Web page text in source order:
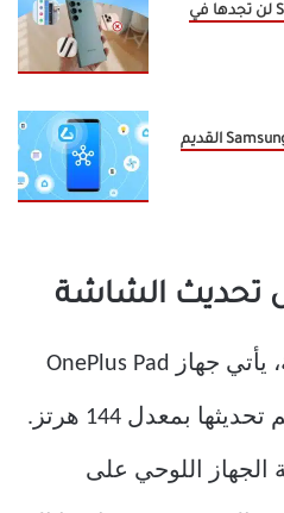
5 ميزات حصرية في Samsung Galaxy لن تجدها في
طريقة ذكية لإعادة استخدام هاتف Samsung القديم
عند الحديث عن الشاشة، يأتي جهاز OnePlus Pad
مزودًا بشاشة مبهرجة يتم تحديثها بمعدل 144 هرتز.
اللوحي على